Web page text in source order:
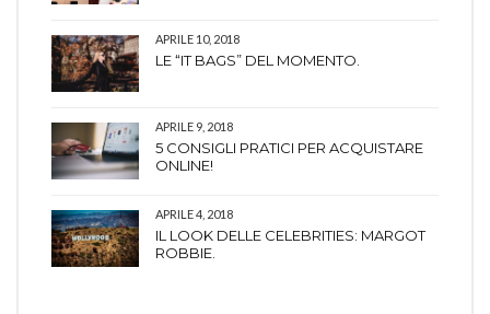
APRILE 10, 2018
LE “IT BAGS” DEL MOMENTO.
APRILE 9, 2018
5 CONSIGLI PRATICI PER ACQUISTARE
ONLINE!
APRILE 4, 2018
IL LOOK DELLE CELEBRITIES: MARGOT
ROBBIE.